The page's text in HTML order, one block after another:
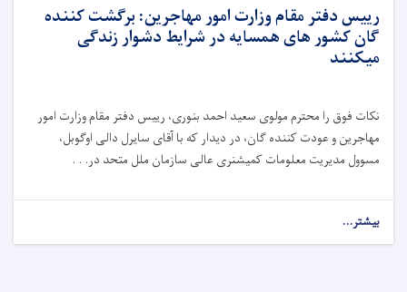
رییس دفتر مقام وزارت امور مهاجرین: برگشت کننده
گان کشور های همسایه در شرایط دشوار زندگی
میکنند
نکات فوق را محترم مولوی سعید احمد بنوری، رییس دفتر مقام وزارت امور
مهاجرین و عودت کننده گان، در دیدار که با آقای سایرل دالی اوگوبل،
مسوول مدیریت معلومات کمیشنری عالی سازمان ملل متحد در. . .
بیشتر...